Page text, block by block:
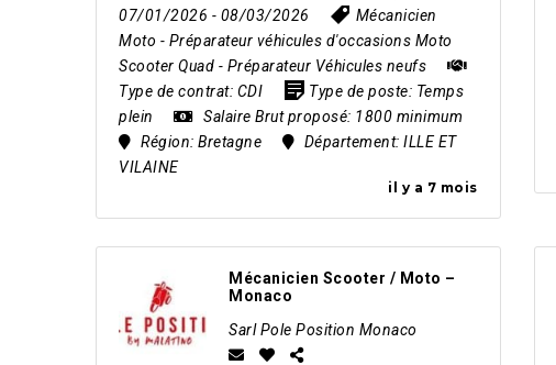
il y a 7 mois
07/01/2026 - 08/03/2026
Mécanicien
Moto - Préparateur véhicules d'occasions Moto
Scooter Quad - Préparateur Véhicules neufs
Type de contrat: CDI Type de poste: Temps
plein
Salaire Brut proposé: 1800 minimum
Région: Bretagne Département: ILLE ET
VILAINE
Mécanicien Scooter / Moto –
Monaco
Sarl Pole Position Monaco